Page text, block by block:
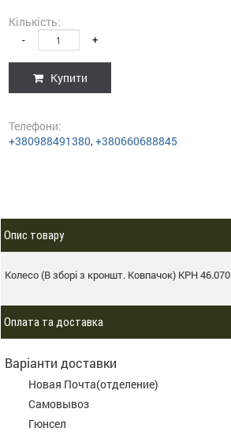
Кількість:
- +
Купити
Телефони:
+380988491380,+380660688845
Опис товару
Колесо (В зборі з кроншт. Ковпачок) КРН 46.070
Оплата та доставка
Варіанти доставки
Новая Почта(отделение)
Самовывоз
Гюнсел